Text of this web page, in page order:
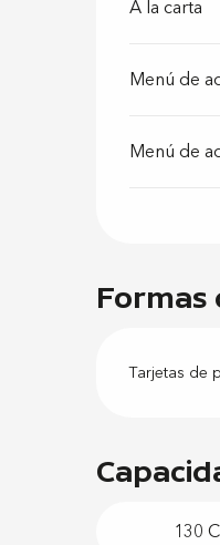
A la carta
Menú de
Menú de
Formas
Tarjetas de
130